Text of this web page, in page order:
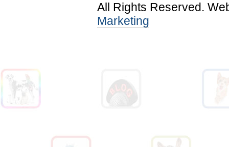
All Rights Reserved.
Marketing